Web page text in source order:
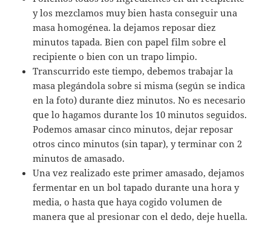
y los mezclamos muy bien hasta conseguir una
masa homogénea. la dejamos reposar diez
minutos tapada. Bien con papel film sobre el
recipiente o bien con un trapo limpio.
Transcurrido este tiempo, debemos trabajar la
masa plegándola sobre si misma (según se indica
en la foto) durante diez minutos. No es necesario
que lo hagamos durante los 10 minutos seguidos.
Podemos amasar cinco minutos, dejar reposar
otros cinco minutos (sin tapar), y terminar con 2
minutos de amasado.
Una vez realizado este primer amasado, dejamos
fermentar en un bol tapado durante una hora y
media, o hasta que haya cogido volumen de
manera que al presionar con el dedo, deje huella.